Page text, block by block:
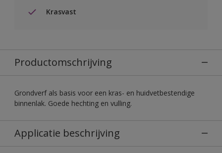
Krasvast
Productomschrijving
Grondverf als basis voor een kras- en huidvetbestendige
binnenlak. Goede hechting en vulling.
Applicatie beschrijving